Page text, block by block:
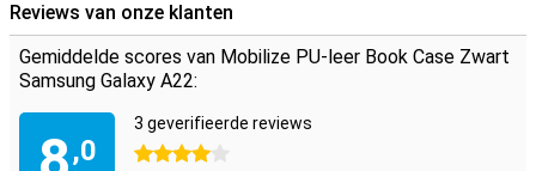
Reviews van onze klanten
Gemiddelde scores van Mobilize PU-leer Book Case Zwart
Samsung Galaxy A22:
,0
3 geverifieerde reviews
4 sterren